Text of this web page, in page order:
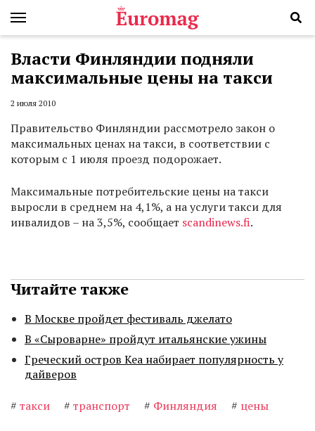
Власти Финляндии подняли
максимальные цены на такси
2 июля 2010
Правительство Финляндии рассмотрело закон о
максимальных ценах на такси, в соответствии с
которым с 1 июля проезд подорожает.
Максимальные потребительские цены на такси
выросли в среднем на 4,1%, а на услуги такси для
инвалидов – на 3,5%, сообщает scandinews.fi.
Читайте также
В Москве пройдет фестиваль джелато
В «Сыроварне» пройдут итальянские ужины
Греческий остров Кеа набирает популярность у
дайверов
# такси # транспорт # Финляндия # цены